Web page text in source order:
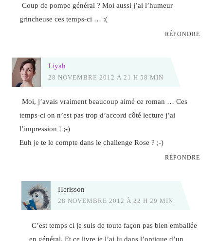
Coup de pompe général ? Moi aussi j’ai l’humeur
grincheuse ces temps-ci … :(
RÉPONDRE
Liyah
28 NOVEMBRE 2012 À 21 H 58 MIN
Moi, j’avais vraiment beaucoup aimé ce roman … Ces
temps-ci on n’est pas trop d’accord côté lecture j’ai
l’impression ! ;-)
Euh je te le compte dans le challenge Rose ? ;-)
RÉPONDRE
Herisson
28 NOVEMBRE 2012 À 22 H 29 MIN
C’est temps ci je suis de toute façon pas bien emballée
en général. Et ce livre je l’ai lu dans l’optique d’un